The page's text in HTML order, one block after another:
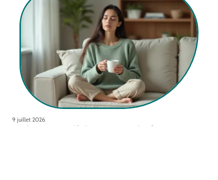
9 juillet 2026
Medicys Blog : l’allié discret de votre bien-être mental